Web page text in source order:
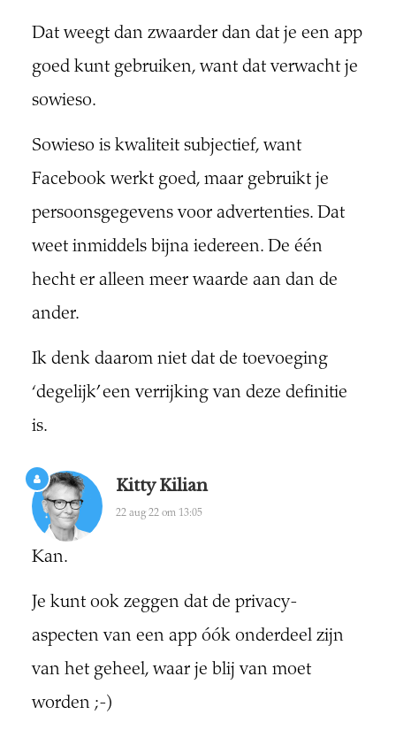
Dat weegt dan zwaarder dan dat je een app
goed kunt gebruiken, want dat verwacht je
sowieso.
Sowieso is kwaliteit subjectief, want
Facebook werkt goed, maar gebruikt je
persoonsgegevens voor advertenties. Dat
weet inmiddels bijna iedereen. De één
hecht er alleen meer waarde aan dan de
ander.
Ik denk daarom niet dat de toevoeging
‘degelijk’ een verrijking van deze definitie
is.
Kitty Kilian
22 aug 22 om 13:05
Kan.
Je kunt ook zeggen dat de privacy-
aspecten van een app óók onderdeel zijn
van het geheel, waar je blij van moet
worden ;-)